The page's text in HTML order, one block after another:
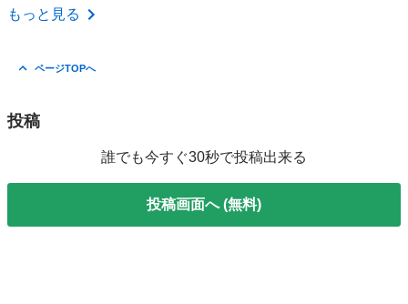
東京 港区
もっと見る
ページTOPへ
投稿
誰でも今すぐ30秒で投稿出来る
投稿画面へ (無料)